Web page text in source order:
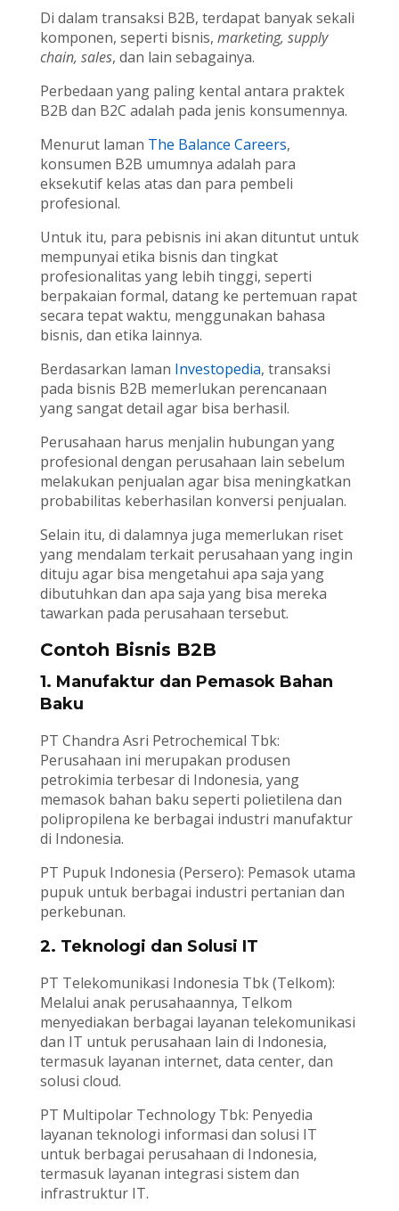
Di dalam transaksi B2B, terdapat banyak sekali
komponen, seperti bisnis, marketing, supply
chain, sales, dan lain sebagainya.
Perbedaan yang paling kental antara praktek
B2B dan B2C adalah pada jenis konsumennya.
Menurut laman The Balance Careers,
konsumen B2B umumnya adalah para
eksekutif kelas atas dan para pembeli
profesional.
Untuk itu, para pebisnis ini akan dituntut untuk
mempunyai etika bisnis dan tingkat
profesionalitas yang lebih tinggi, seperti
berpakaian formal, datang ke pertemuan rapat
secara tepat waktu, menggunakan bahasa
bisnis, dan etika lainnya.
Berdasarkan laman Investopedia, transaksi
pada bisnis B2B memerlukan perencanaan
yang sangat detail agar bisa berhasil.
Perusahaan harus menjalin hubungan yang
profesional dengan perusahaan lain sebelum
melakukan penjualan agar bisa meningkatkan
probabilitas keberhasilan konversi penjualan.
Selain itu, di dalamnya juga memerlukan riset
yang mendalam terkait perusahaan yang ingin
dituju agar bisa mengetahui apa saja yang
dibutuhkan dan apa saja yang bisa mereka
tawarkan pada perusahaan tersebut.
Contoh Bisnis B2B
1. Manufaktur dan Pemasok Bahan
Baku
PT Chandra Asri Petrochemical Tbk:
Perusahaan ini merupakan produsen
petrokimia terbesar di Indonesia, yang
memasok bahan baku seperti polietilena dan
polipropilena ke berbagai industri manufaktur
di Indonesia.
PT Pupuk Indonesia (Persero): Pemasok utama
pupuk untuk berbagai industri pertanian dan
perkebunan.
2. Teknologi dan Solusi IT
PT Telekomunikasi Indonesia Tbk (Telkom):
Melalui anak perusahaannya, Telkom
menyediakan berbagai layanan telekomunikasi
dan IT untuk perusahaan lain di Indonesia,
termasuk layanan internet, data center, dan
solusi cloud.
PT Multipolar Technology Tbk: Penyedia
layanan teknologi informasi dan solusi IT
untuk berbagai perusahaan di Indonesia,
termasuk layanan integrasi sistem dan
infrastruktur IT.